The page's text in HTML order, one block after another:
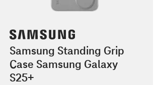
Samsung Standing Grip
Case Samsung Galaxy
S25+